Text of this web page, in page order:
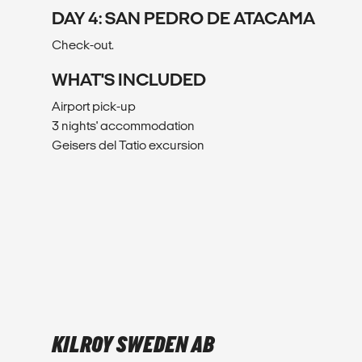
DAY 4: SAN PEDRO DE ATACAMA
Check-out.
WHAT'S INCLUDED
Airport pick-up
3 nights' accommodation
Geisers del Tatio excursion
KILROY SWEDEN AB